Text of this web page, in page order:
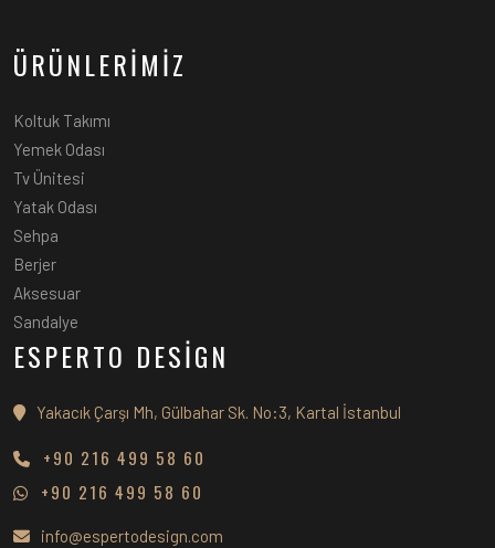
ÜRÜNLERİMİZ
Koltuk Takımı
Yemek Odası
Tv Ünitesi
Yatak Odası
Sehpa
Berjer
Aksesuar
Sandalye
ESPERTO DESİGN
Yakacık Çarşı Mh, Gülbahar Sk. No:3, Kartal İstanbul
+90 216 499 58 60
+90 216 499 58 60
info@espertodesign.com